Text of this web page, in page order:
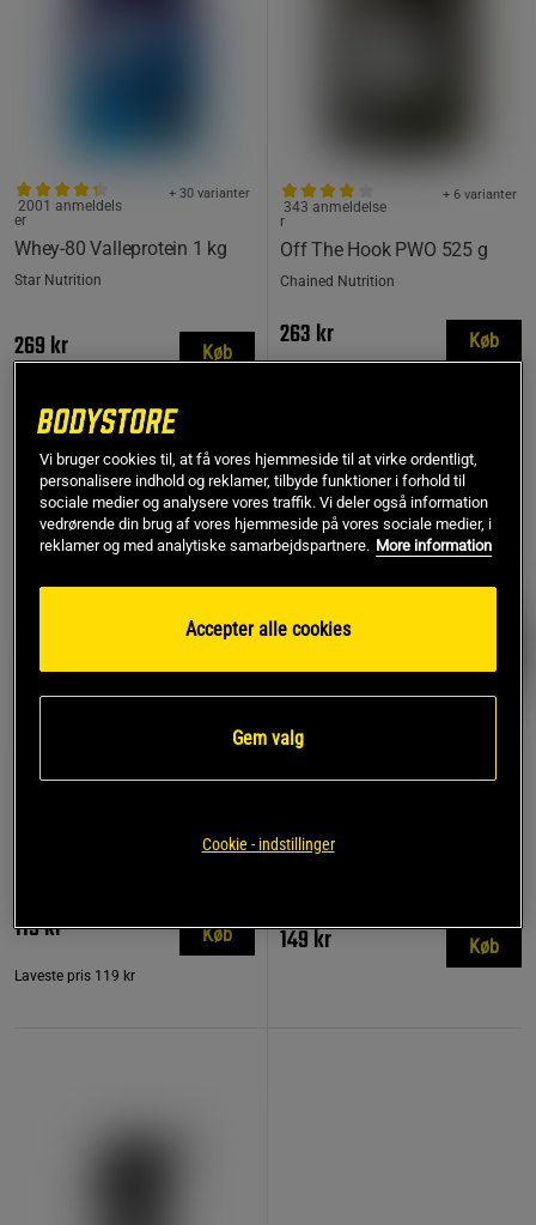
Whey-80 Valleprotein 1 kg
+ 30 varianter
2001 anmeldels
er
Star Nutrition
269 kr Køb
Off The Hook PWO 525 g
+ 6 varianter
343 anmeldelse
r
Chained Nutrition
263 kr Køb
MEST SOLGTE
PRISFUND
Kreatin monohydrat 500 g
119 kr
Laveste pris 119 kr
Køb 149 kr Køb
Vi bruger cookies til, at få vores hjemmeside til at virke ordentligt,
personalisere indhold og reklamer, tilbyde funktioner i forhold til
sociale medier og analysere vores traffik. Vi deler også information
vedrørende din brug af vores hjemmeside på vores sociale medier, i
reklamer og med analytiske samarbejdspartnere. More information
Accepter alle cookies
Gem valg
Cookie - indstillinger